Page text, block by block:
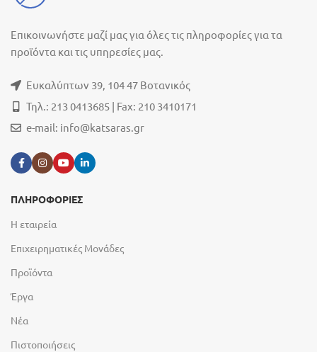
Επικοινωνήστε μαζί μας για όλες τις πληροφορίες για τα
προϊόντα και τις υπηρεσίες μας.
Ευκαλύπτων 39, 104 47 Βοτανικός
Τηλ.: 213 0413685 | Fax: 210 3410171
e-mail: info@katsaras.gr
ΠΛΗΡΟΦΟΡΙΕΣ
Η εταιρεία
Επιχειρηματικές Μονάδες
Προϊόντα
Έργα
Νέα
Πιστοποιήσεις